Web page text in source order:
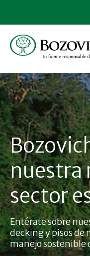
nuestra
sector
Entérate sobre
decking y pisos de
manejo sostenible